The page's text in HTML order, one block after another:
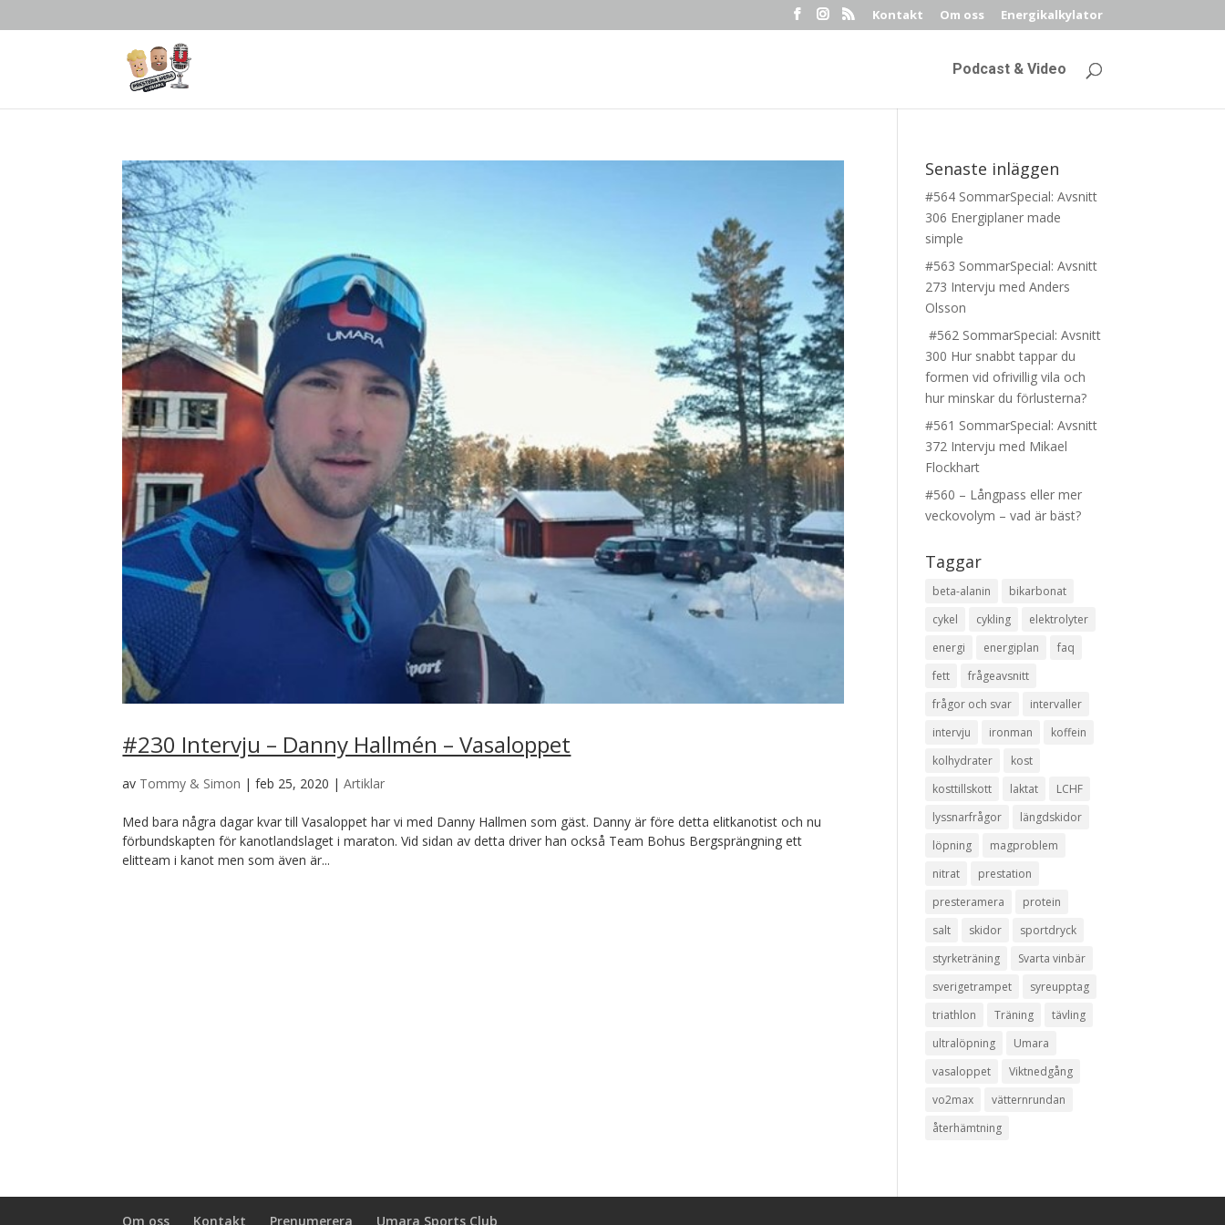
Kontakt Om oss Energikalkylator
Podcast & Video
#230 Intervju – Danny Hallmén – Vasaloppet
av Tommy & Simon |feb 25, 2020 |Artiklar
Med bara några dagar kvar till Vasaloppet har vi med Danny Hallmen som gäst. Danny är före detta elitkanotist och nu
förbundskapten för kanotlandslaget i maraton. Vid sidan av detta driver han också Team Bohus Bergsprängning ett
elitteam i kanot men som även är...
Senaste inläggen
#564 SommarSpecial: Avsnitt
306 Energiplaner made
simple
#563 SommarSpecial: Avsnitt
273 Intervju med Anders
Olsson
#562 SommarSpecial: Avsnitt
300 Hur snabbt tappar du
formen vid ofrivillig vila och
hur minskar du förlusterna?
#561 SommarSpecial: Avsnitt
372 Intervju med Mikael
Flockhart
#560 – Långpass eller mer
veckovolym – vad är bäst?
Taggar
beta-alanin
bikarbonat
cykel
cykling
elektrolyter
energi
energiplan
faq
fett
frågeavsnitt
frågor och svar
intervaller
intervju
ironman
koffein
kolhydrater
kost
kosttillskott
laktat
LCHF
lyssnarfrågor
längdskidor
löpning
magproblem
nitrat
prestation
presteramera
protein
salt
skidor
sportdryck
styrketräning
Svarta vinbär
sverigetrampet
syreupptag
triathlon
Träning
tävling
ultralöpning
Umara
vasaloppet
Viktnedgång
vo2max
vätternrundan
återhämtning
Om oss Kontakt Prenumerera Umara Sports Club